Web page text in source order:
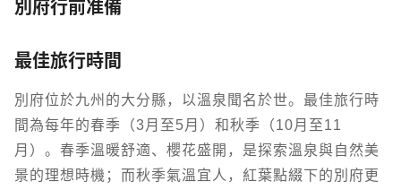
別府行前准備
最佳旅行時間
別府位於九州的大分縣，以溫泉聞名於世。最佳旅行時
間為每年的春季（3月至5月）和秋季（10月至11
月）。春季溫暖舒適、櫻花盛開，是探索溫泉與自然美
景的理想時機；而秋季氣溫宜人，紅葉點綴下的別府更